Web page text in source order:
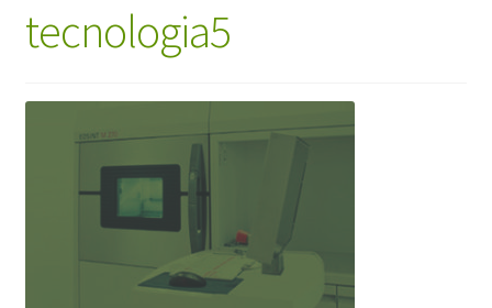
Servicios
tecnologia5